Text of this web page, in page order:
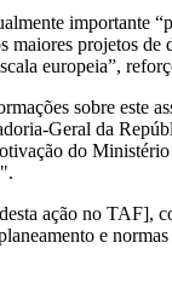
importante
maiores projetos de
europeia”,
sobre este
Geral da
do
ação no TAF],
e